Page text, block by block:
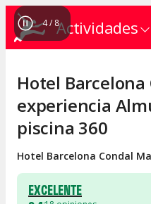
Actividades
4/ 8
Hotel
experiencia
piscina 360
Hotel Barcelona Condal
EXCELENTE